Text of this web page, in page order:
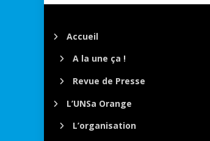
Accueil
A la une ça !
Revue de Presse
L’UNSa Orange
L’organisation